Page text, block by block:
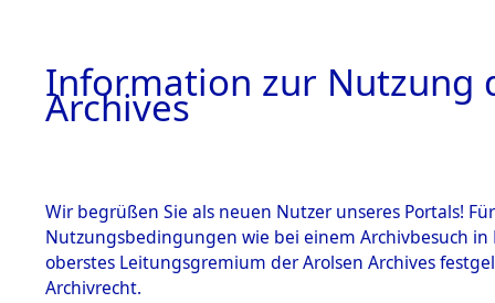
Information zur Nutzung
Archives
Wir begrüßen Sie als neuen Nutzer unseres Portals!
Nutzungsbedingungen wie bei einem Archivbesuch
oberstes Leitungsgremium der Arolsen Archives
Archivrecht.